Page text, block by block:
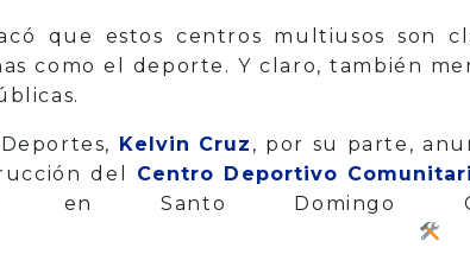
que estos centros multiusos son
como el deporte. Y claro, también
Kelvin Cruz , por su parte,
del Centro Deportivo
en Santo